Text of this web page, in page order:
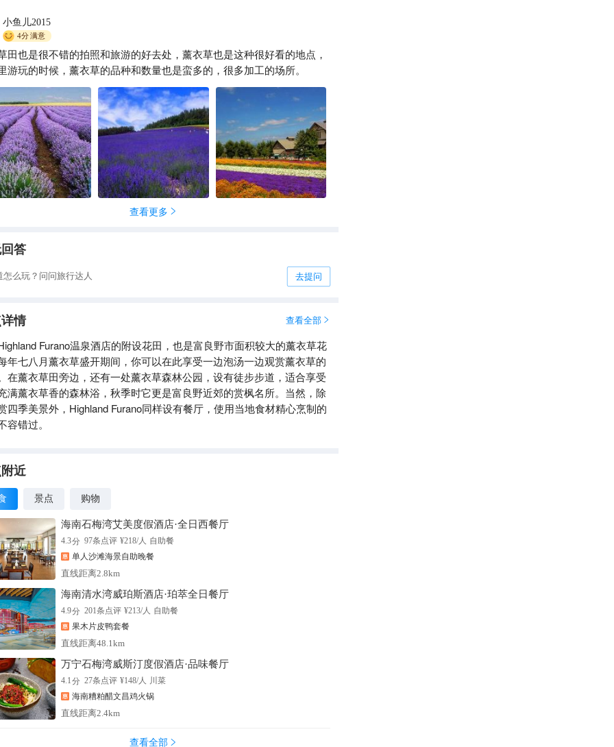
小鱼儿2015
4分满意
田也是很不错的拍照和旅游的好去处，薰衣草也是这种很好看的地点，
游玩的时候，薰衣草的品种和数量也是蛮多的，很多加工的场所。
查看更多 
答
怎么玩？问问旅行达人 去提问
情 查看全部 
Furano温泉酒店的附设花田，也是富良野市面积较大的薰衣草花
年七八月薰衣草盛开期间，你可以在此享受一边泡汤一边观赏薰衣草的
在薰衣草田旁边，还有一处薰衣草森林公园，设有徒步步道，适合享受
满薰衣草香的森林浴，秋季时它更是富良野近郊的赏枫名所。当然，除
四季美景外，Highland Furano同样设有餐厅，使用当地食材精心烹制的
容错过。
近
景点 购物
海南石梅湾艾美度假酒店·全日西餐厅
4.3分 97条点评 ¥218/人 自助餐
单人沙滩海景自助晚餐
直线距离2.8km
海南清水湾威珀斯酒店·珀萃全日餐厅
4.9分 201条点评 ¥213/人 自助餐
果木片皮鸭套餐
直线距离48.1km
万宁石梅湾威斯汀度假酒店·品味餐厅
4.1 分 27条点评 ¥148/人
川菜
海南糟粕醋文昌鸡火锅
直线距离2.4km
查看全部 